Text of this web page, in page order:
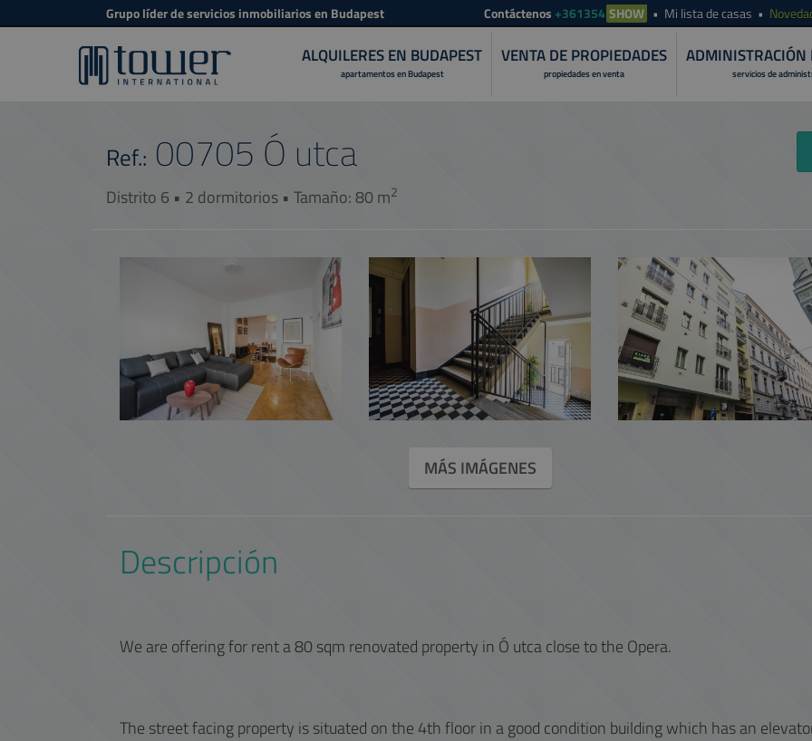
Grupo líder de servicios inmobiliarios en Budapest Contáctenos +361354 SHOW Mi lista de casas
ALQUILERES EN BUDAPEST
apartamentos en Budapest
VENTA DE PROPIEDADES
propiedades en venta
ADMINISTRACIÓN
servicios de
Ó utca
Ref.: 00705
Distrito 6 • 2 dormitorios • Tamaño: 80 m2
MÁS IMÁGENES
Descripción
We are offering for rent a 80 sqm renovated property in Ó utca close to the Opera.
The street facing property is situated on the 4th floor in a good condition building which has an